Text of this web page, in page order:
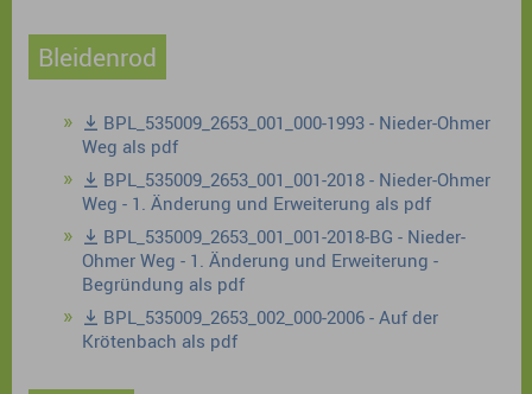
Bleidenrod
BPL_535009_2653_001_000-1993 - Nieder-Ohmer
Weg als pdf
BPL_535009_2653_001_001-2018 - Nieder-Ohmer
Weg - 1. Änderung und Erweiterung als pdf
BPL_535009_2653_001_001-2018-BG - Nieder-
Ohmer Weg - 1. Änderung und Erweiterung -
Begründung als pdf
BPL_535009_2653_002_000-2006 - Auf der
Krötenbach als pdf